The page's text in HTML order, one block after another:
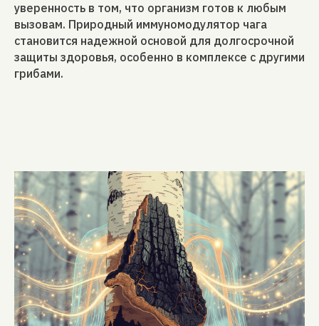
уверенность в том, что организм готов к любым
вызовам. Природный иммуномодулятор чага
становится надежной основой для долгосрочной
защиты здоровья, особенно в комплексе с другими
грибами.